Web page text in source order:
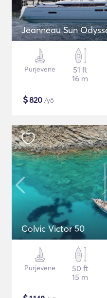
Jeanneau Sun
Purjevene
51 ft
16 m
$820 /yö
Colvic Victor 50
Purjevene
50 ft
15 m